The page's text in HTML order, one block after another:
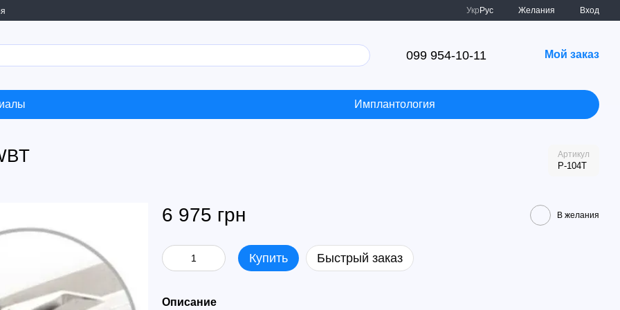
Укр Рус Желания Вход
099 954-10-11 Мой заказ
Имплантология
Артикул
P-104T
6 975 грн В желания
Купить Быстрый заказ
Описание